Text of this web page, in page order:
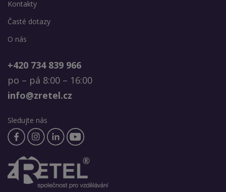
Kontakty
Časté dotazy
O nás
+420 734 839 966
po – pá 8:00 – 16:00
info@zretel.cz
Sledujte nás